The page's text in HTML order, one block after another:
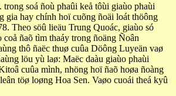
soá ñoù phaûi keå tôùi giaùo phaùi
gia hay chính hoï cuõng ñoäi loát thöông
Theo söû lieäu Trung Quoác, giaùo só
ñaõ tìm thaáy trong ñoäng Ñoân
thô ñaëc thuø cuûa Döông Luyeän vaø
löu yù laø: Maëc daàu giaùo phaùi
cuûa mình, nhöng hoï ñaõ hoøa ñoàng
töø loøng Hoa Sen. Vaøo cuoái theá kyû